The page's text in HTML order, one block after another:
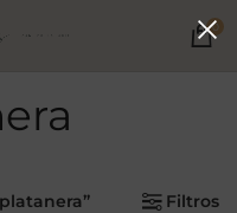
0
Filtros